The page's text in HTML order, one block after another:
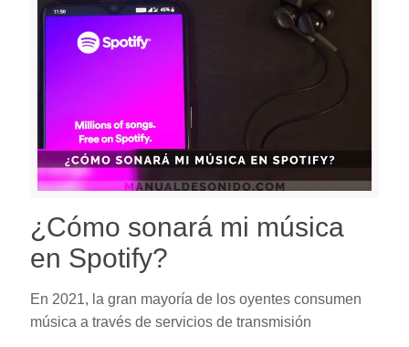
¿Cómo sonará mi música
en Spotify?
En 2021, la gran mayoría de los oyentes consumen
música a través de servicios de transmisión